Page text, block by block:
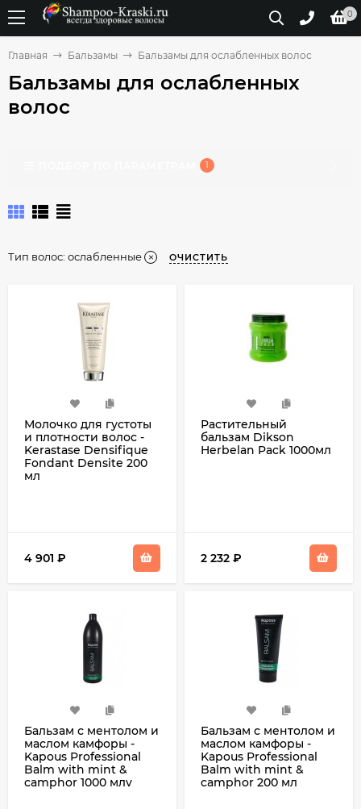
0
Главная Бальзамы Бальзамы для ослабленных волос
Бальзамы для ослабленных
волос
1
Тип волос: ослабленные ОЧИСТИТЬ
Молочко для густоты
и плотности волос -
Kerastase Densifique
Fondant Densite 200
мл
4 901 ₽
Растительный
бальзам Dikson
Herbelan Pack 1000мл
2 232 ₽
Бальзам с ментолом и
маслом камфоры -
Kapous Professional
Balm with mint &
camphor 1000 млv
Бальзам с ментолом и
маслом камфоры -
Kapous Professional
Balm with mint &
camphor 200 мл